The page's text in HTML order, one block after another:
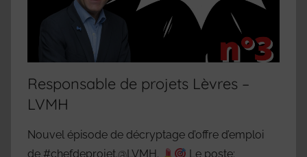
Responsable de projets Lèvres –
LVMH
Nouvel épisode de décryptage d’offre d’emploi
de #chefdeprojet.@LVMH.
Le poste: